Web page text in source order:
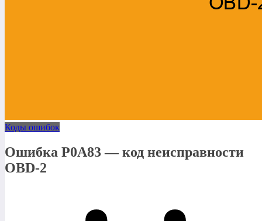
Коды ошибок
Ошибка P0A83 — код неисправности
OBD-2